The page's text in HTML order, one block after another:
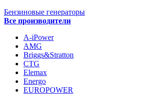
Бензиновые генераторы
Все производители
A-iPower
AMG
Briggs&Stratton
CTG
Elemax
Energo
EUROPOWER